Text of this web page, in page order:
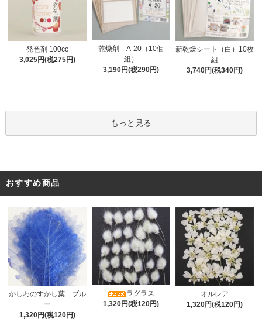
発色剤 100cc
3,025円(税275円)
乾燥剤 A-20（10個
組）
3,190円(税290円)
新乾燥シート（白）10枚
組
3,740円(税340円)
もっと見る
おすすめ商品
かしわのすかし葉 ブル
ー
1,320円(税120円)
ラグラス
1,320円(税120円)
オルレア
1,320円(税120円)